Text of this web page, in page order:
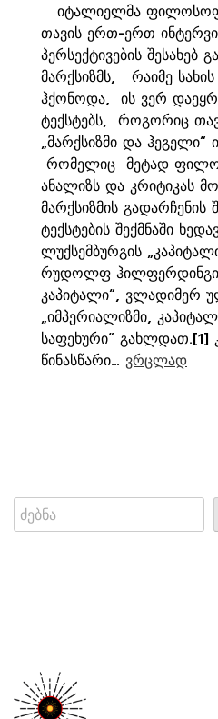
იტალიელმა
თავის ერთ-ერთ
პერსექტივების
მარქსიზმს, რაიმე
ჰქონოდა, ის ვერ
ტექსტებს, როგორიც
„მარქსიზმი და ჰეგელი“
რომელიც მეტად
ანალიზს და კრიტიკას
მარქსიზმის გადარჩენის
ტექსტების შექმნაში
ლუქსემბურგის
რუდოლფ
კაპიტალი“, ვლადიმერ
„იმპერიალიზმი,
საფეხური“
წინასწარი… ვრცლად
Search